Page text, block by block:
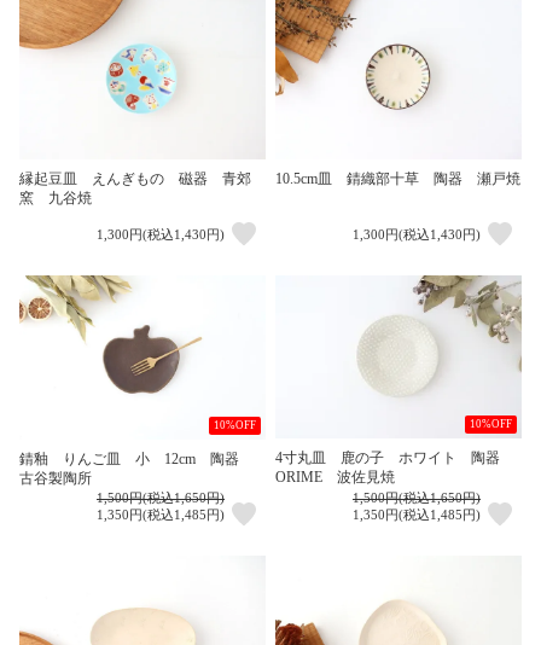
縁起豆皿 えんぎもの 磁器 青郊
窯 九谷焼
1,300円(税込1,430円)
10.5cm皿 錆織部十草 陶器 瀬戸焼
1,300円(税込1,430円)
10%OFF
錆釉 りんご皿 小 12cm 陶器
古谷製陶所
1,500円(税込1,650円)
1,350円(税込1,485円)
10%OFF
4寸丸皿 鹿の子 ホワイト 陶器
ORIME 波佐見焼
1,500円(税込1,650円)
1,350円(税込1,485円)